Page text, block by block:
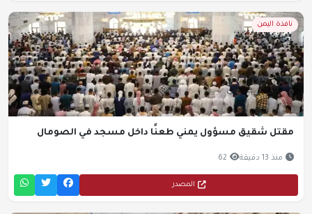
نافذة اليمن
مقتل شقيق مسؤول يمني طعنًا داخل مسجد في الصومال
منذ 13 دقيقة 62
المصدر